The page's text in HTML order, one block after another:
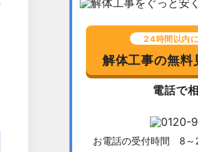
24時間以内
解体工事の無料
電話で
お電話の受付時間 8～